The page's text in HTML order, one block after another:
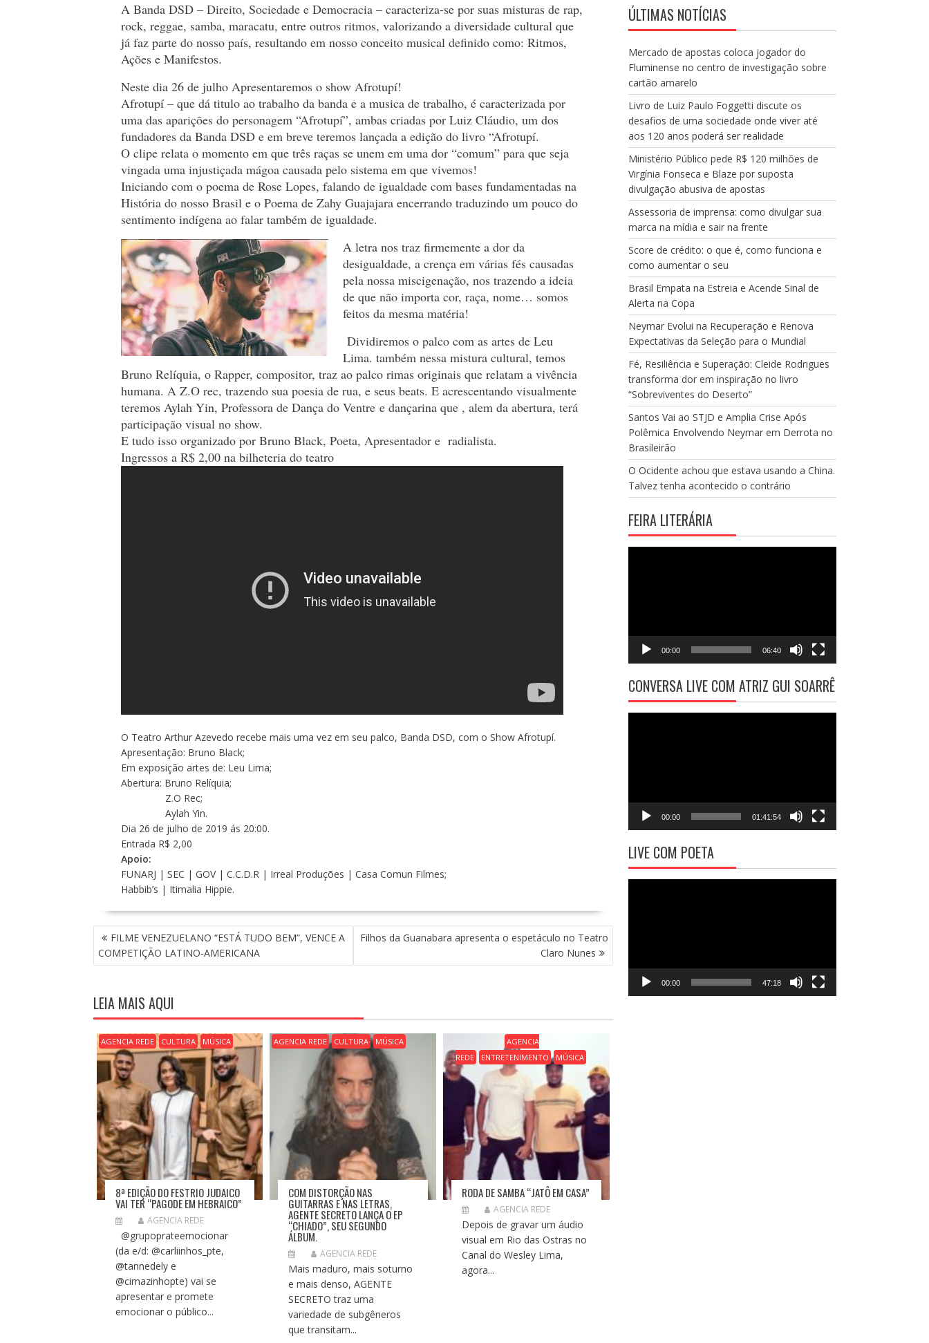
A Banda DSD – Direito, Sociedade e Democracia – caracteriza-se por suas misturas de rap,
rock, reggae, samba, maracatu, entre outros ritmos, valorizando a diversidade cultural que
já faz parte do nosso país, resultando em nosso conceito musical definido como: Ritmos,
Ações e Manifestos.
Neste dia 26 de julho Apresentaremos o show Afrotupí!
Afrotupí – que dá titulo ao trabalho da banda e a musica de trabalho, é caracterizada por
uma das aparições do personagem “Afrotupí”, ambas criadas por Luiz Cláudio, um dos
fundadores da Banda DSD e em breve teremos lançada a edição do livro “Afrotupí.
O clipe relata o momento em que três raças se unem em uma dor “comum” para que seja
vingada uma injustiçada mágoa causada pelo sistema em que vivemos!
Iniciando com o poema de Rose Lopes, falando de igualdade com bases fundamentadas na
História do nosso Brasil e o Poema de Zahy Guajajara encerrando traduzindo um pouco do
sentimento indígena ao falar também de igualdade.
A letra nos traz firmemente a dor da
desigualdade, a crença em várias fés causadas
pela nossa miscigenação, nos trazendo a ideia
de que não importa cor, raça, nome… somos
feitos da mesma matéria!
Dividiremos o palco com as artes de Leu
Lima. também nessa mistura cultural, temos
Bruno Relíquia, o Rapper, compositor, traz ao palco rimas originais que relatam a vivência
humana. A Z.O rec, trazendo sua poesia de rua, e seus beats. E acrescentando visualmente
teremos Aylah Yin, Professora de Dança do Ventre e dançarina que , alem da abertura, terá
participação visual no show.
E tudo isso organizado por Bruno Black, Poeta, Apresentador e radialista.
Ingressos a R$ 2,00 na bilheteria do teatro
O Teatro Arthur Azevedo recebe mais uma vez em seu palco, Banda DSD, com o Show Afrotupí.
Apresentação: Bruno Black;
Em exposição artes de: Leu Lima;
Abertura: Bruno Relíquia;
Z.O Rec;
Aylah Yin.
Dia 26 de julho de 2019 ás 20:00.
Entrada R$ 2,00
Apoio:
FUNARJ | SEC | GOV | C.C.D.R | Irreal Produções | Casa Comun Filmes;
Habbib’s | Itimalia Hippie.
N
A
V
G
A
Ç
Ã
O
E
P
O
S
T
FILME VENEZUELANO “ESTÁ TUDO BEM”, VENCE A
COMPETIÇÃO LATINO-AMERICANA
Filhos da Guanabara apresenta o espetáculo no Teatro
Claro Nunes
LEIA MAIS AQUI
AGENCIA REDE CULTURA MÚSICA
8ª EDIÇÃO DO FESTRIO JUDAICO
VAI TER “PAGODE EM HEBRAICO”
AGENCIA REDE
@grupoprateemocionar
(da e/d: @carliinhos_pte,
@tannedely e
@cimazinhopte) vai se
apresentar e promete
emocionar o público...
AGENCIA REDE CULTURA MÚSICA
COM DISTORÇÃO NAS
GUITARRAS E NAS LETRAS,
AGENTE SECRETO LANÇA O EP
“CHIADO”, SEU SEGUNDO
ÁLBUM.
AGENCIA REDE
Mais maduro, mais soturno
e mais denso, AGENTE
SECRETO traz uma
variedade de subgêneros
que transitam...
AGENCIA
REDE
ENTRETENIMENTO MÚSICA
RODA DE SAMBA “JATÔ EM CASA”
AGENCIA REDE
Depois de gravar um áudio
visual em Rio das Ostras no
Canal do Wesley Lima,
agora...
ÚLTIMAS NOTÍCIAS
Mercado de apostas coloca jogador do
Fluminense no centro de investigação sobre
cartão amarelo
Livro de Luiz Paulo Foggetti discute os
desafios de uma sociedade onde viver até
aos 120 anos poderá ser realidade
Ministério Público pede R$ 120 milhões de
Virgínia Fonseca e Blaze por suposta
divulgação abusiva de apostas
Assessoria de imprensa: como divulgar sua
marca na mídia e sair na frente
Score de crédito: o que é, como funciona e
como aumentar o seu
Brasil Empata na Estreia e Acende Sinal de
Alerta na Copa
Neymar Evolui na Recuperação e Renova
Expectativas da Seleção para o Mundial
Fé, Resiliência e Superação: Cleide Rodrigues
transforma dor em inspiração no livro
“Sobreviventes do Deserto”
Santos Vai ao STJD e Amplia Crise Após
Polêmica Envolvendo Neymar em Derrota no
Brasileirão
O Ocidente achou que estava usando a China.
Talvez tenha acontecido o contrário
FEIRA LITERÁRIA
00:00 06:40
CONVERSA LIVE COM ATRIZ GUI SOARRÊ
00:00 01:41:54
LIVE COM POETA
00:00 47:18